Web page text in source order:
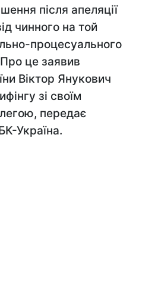
після апеляції
чинного на той
процесуального
це заявив
Віктор Янукович
зі своїм
передає
Україна.